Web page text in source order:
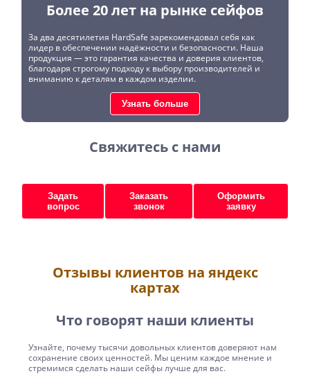
Более 20 лет на рынке сейфов
За два десятилетия HardSafe зарекомендовал себя как
лидер в обеспечении надёжности и безопасности. Наша
продукция — это гарантия качества и доверия клиентов,
благодаря строгому подходу к выбору производителей и
вниманию к деталям в каждом изделии.
Узнать больше
Свяжитесь с нами
Задать
вопрос
Заказать
звонок
Оформить
заявку
Отзывы клиентов на яндекс
картах
Что говорят наши клиенты
Узнайте, почему тысячи довольных клиентов доверяют нам
сохранение своих ценностей. Мы ценим каждое мнение и
стремимся сделать наши сейфы лучше для вас.